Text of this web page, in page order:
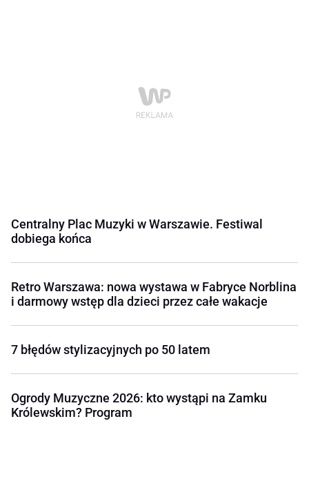
Centralny Plac Muzyki w Warszawie. Festiwal
dobiega końca
Retro Warszawa: nowa wystawa w Fabryce Norblina
i darmowy wstęp dla dzieci przez całe wakacje
7 błędów stylizacyjnych po 50 latem
Ogrody Muzyczne 2026: kto wystąpi na Zamku
Królewskim? Program